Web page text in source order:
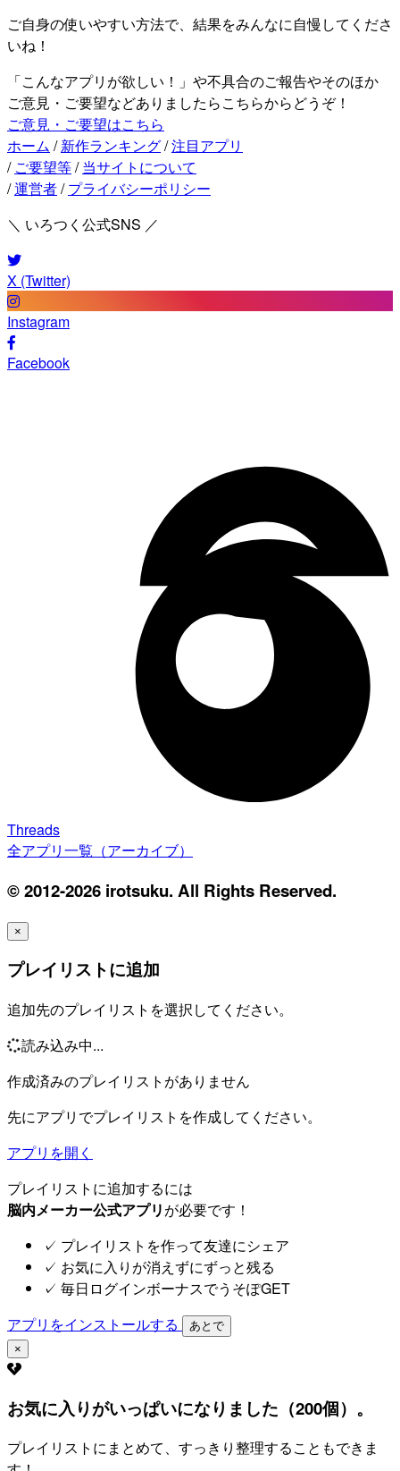
ご自身の使いやすい方法で、結果をみんなに自慢してくださ
いね！
「こんなアプリが欲しい！」や不具合のご報告やそのほか
ご意見・ご要望などありましたらこちらからどうぞ！
ご意見・ご要望はこちら
ホーム / 新作ランキング/注目アプリ
/ ご要望等/ 当サイトについて
/運営者/ プライバシーポリシー
＼ いろつく公式SNS ／
X (Twitter)
Instagram
Facebook
Threads
全アプリ一覧（アーカイブ）
© 2012-2026 irotsuku. All Rights Reserved.
×
プレイリストに追加
追加先のプレイリストを選択してください。
読み込み中...
作成済みのプレイリストがありません
先にアプリでプレイリストを作成してください。
アプリを開く
プレイリストに追加するには
脳内メーカー公式アプリが必要です！
✓ プレイリストを作って友達にシェア
✓ お気に入りが消えずにずっと残る
✓ 毎日ログインボーナスでうそぽGET
アプリをインストールする
あとで
×
お気に入りがいっぱいになりました（200個）。
プレイリストにまとめて、すっきり整理することもできま